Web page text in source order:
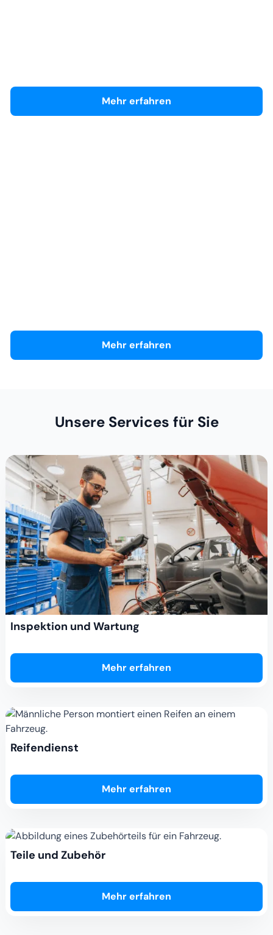
Mehr erfahren
Mehr erfahren
Unsere Services für Sie
Inspektion und Wartung
Mehr erfahren
Reifendienst
Mehr erfahren
Teile und Zubehör
Mehr erfahren